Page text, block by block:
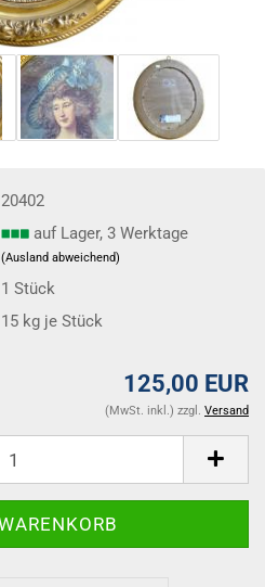
20402
auf Lager, 3 Werktage
(Ausland abweichend)
1Stück
15 kg je Stück
125,00 EUR
(MwSt. inkl.) zzgl. Versand